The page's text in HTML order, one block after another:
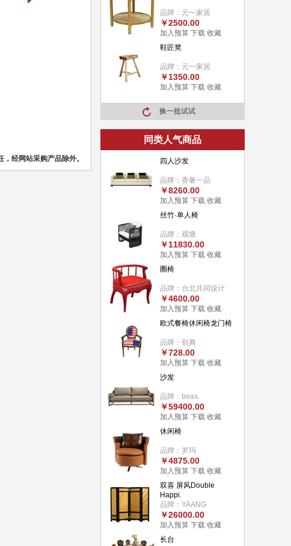
经网站采购产品除外。
品牌：元一家居
￥2500.00
加入预算 下载 收藏
鞋匠凳
品牌：元一家居
￥1350.00
加入预算 下载 收藏
换一批试试
同类人气商品
四人沙发
品牌：香奢一品
￥8260.00
加入预算 下载 收藏
丝竹·单人椅
品牌：观塘
￥11830.00
加入预算 下载 收藏
圈椅
品牌：台北共同设计
￥4600.00
加入预算 下载 收藏
欧式餐椅休闲椅龙门椅
品牌：创典
￥728.00
加入预算 下载 收藏
沙发
品牌：treas.
￥59400.00
加入预算 下载 收藏
休闲椅
品牌：罗玛
￥4875.00
加入预算 下载 收藏
双喜 屏风Double
Happi.
品牌：YAANG
￥26000.00
加入预算 下载 收藏
长台